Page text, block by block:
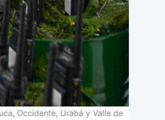
Occidente, Urabá y Valle de